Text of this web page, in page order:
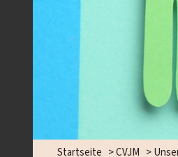
Startseite >CVJM >